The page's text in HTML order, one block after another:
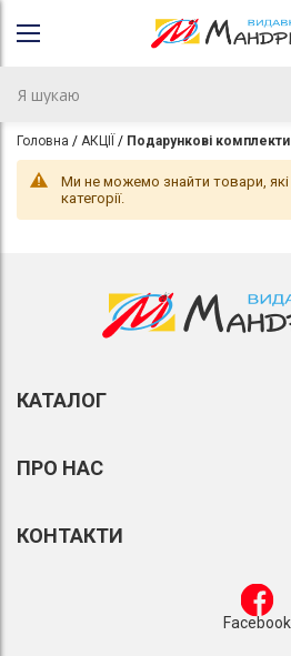
Головна АКЦІЇ Подарункові комплекти
Ми не можемо знайти товари, які
категорії.
КАТАЛОГ
ПРО НАС
КОНТАКТИ
Facebook